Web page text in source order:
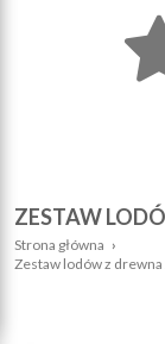
ZESTAW
Strona główna ›
Zestaw lodów z